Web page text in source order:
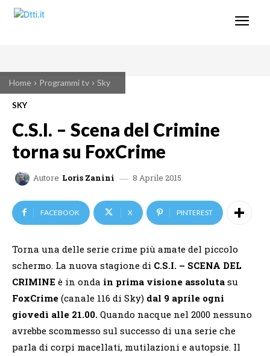
Home Programmi tv Sky
SKY
C.S.I. – Scena del Crimine
torna su FoxCrime
Autore Loris Zanini 8 Aprile 2015
FACEBOOK X PINTEREST
Torna una delle serie crime più amate del piccolo
schermo. La nuova stagione di C.S.I. – SCENA DEL
CRIMINE è in onda in prima visione assoluta su
FoxCrime (canale 116 di Sky) dal 9 aprile ogni
giovedì alle 21.00. Quando nacque nel 2000 nessuno
avrebbe scommesso sul successo di una serie che
parla di corpi macellati, mutilazioni e autopsie. Il